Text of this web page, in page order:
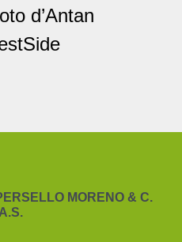
d’Antan
MORENO & C.